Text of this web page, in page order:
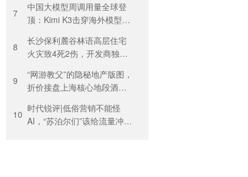
回暖
7
中国大模型周调用量全球登
顶：Kimi K3击穿海外模型高
价格战
8
长沙保利麓谷林语高层住宅
火灾致4死2伤，开发商独家
9
“网游教父”的隐秘地产版图，
折价接盘上海核心地段酒
10
时代锐评|低俗营销不能怪
AI，“苏泊尔们”该给流量冲动